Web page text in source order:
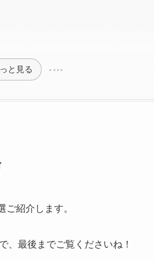
と見る
紹介します。
、最後までご覧くださいね！